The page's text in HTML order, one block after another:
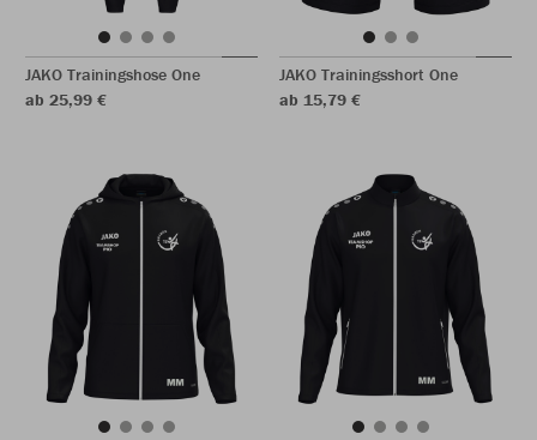
JAKO Trainingshose One
ab 25,99 €
JAKO Trainingsshort One
ab 15,79 €